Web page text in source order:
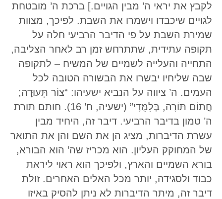
לקבץ את יראי ה’ מבין הגויים.] ברכת ה’ מובטחת
לגויים שיכבדו וישמרו את השבת. לפיכך, מצוות
שמירת השבת על פי הדיבר הרביעי חלה על
תקופה עתידית, שתתרחש זמן רב לאחר הצליבה,
התחייה והעלייה לשמיים של המשיח – לתקופה
שבה שליחיו יבשרו את הבשורה הטובה לכל
העמים. ה’ ציווה על הנביא ישעיהו: “צוֹר תְּעוּדָה;
חֲתוֹם תּוֹרָה, בְּלִמֻּדָי” (ישעיה, ח’ 16). חותם תורת
ה’ טמון בדיבר הרביעי. דיבר זה, היחיד מבין
עשרת הדיברות, מציג הן את השם והן את התואר
של המחוקק העליון. הוא מכריז שה’ הוא הבורא,
בורא השמיים והארץ, ולפיכך הוא ראוי ליראת
כבוד ולסגידה, יותר מכל האלים האחרים. זולת
דיבר זה, מיתר הדיברות לא ניתן להסיק באיזו